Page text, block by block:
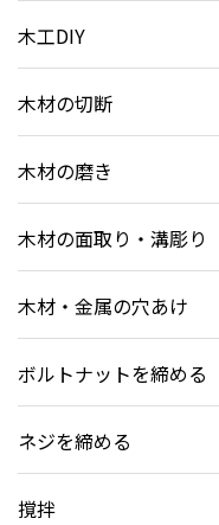
木工DIY
木材の切断
木材の磨き
木材の面取り・溝彫り
木材・金属の穴あけ
ボルトナットを締める
ネジを締める
撹拌